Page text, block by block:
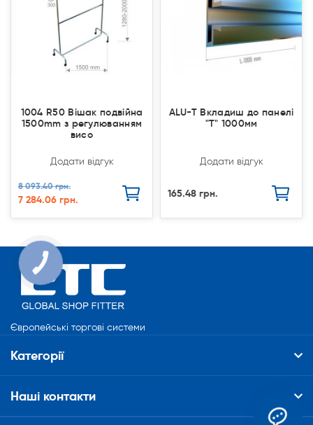
1004 R50 Вішак подвійна
1500mm з регулюванням
висо
Додати відгук
8 093.40 грн.
7 284.06 грн.
ALU-T Вкладиш до панелі
"Т" 1000мм
Додати відгук
165.48 грн.
Європейські торгові системи
Категорії
Наші контакти
КНОПКА
СВЯЗИ